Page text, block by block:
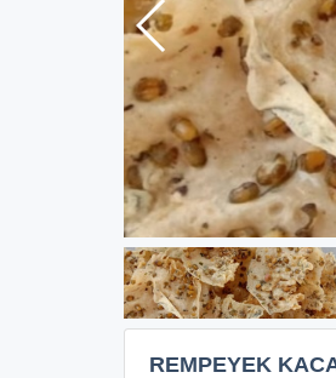
REMPEYEK